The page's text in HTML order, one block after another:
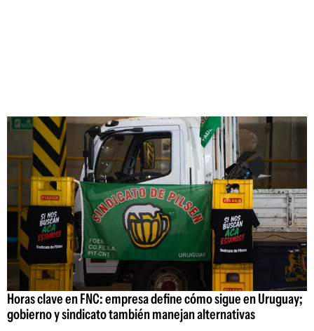
Horas clave en FNC: empresa define cómo sigue en Uruguay;
gobierno y sindicato también manejan alternativas